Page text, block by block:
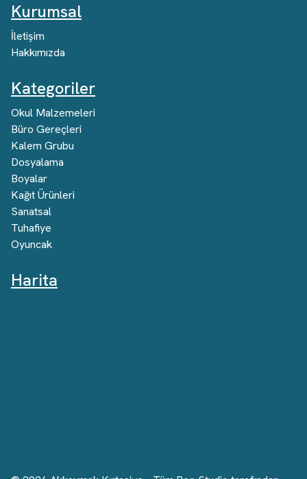
Kurumsal
İletişim
Hakkımızda
Kategoriler
Okul Malzemeleri
Büro Gereçleri
Kalem Grubu
Dosyalama
Boyalar
Kağıt Ürünleri
Sanatsal
Tuhafiye
Oyuncak
Harita